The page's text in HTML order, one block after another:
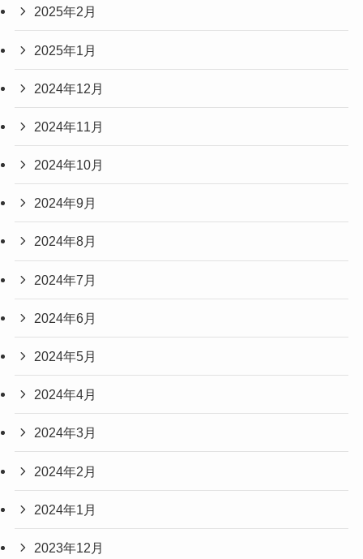
2025年2月
2025年1月
2024年12月
2024年11月
2024年10月
2024年9月
2024年8月
2024年7月
2024年6月
2024年5月
2024年4月
2024年3月
2024年2月
2024年1月
2023年12月